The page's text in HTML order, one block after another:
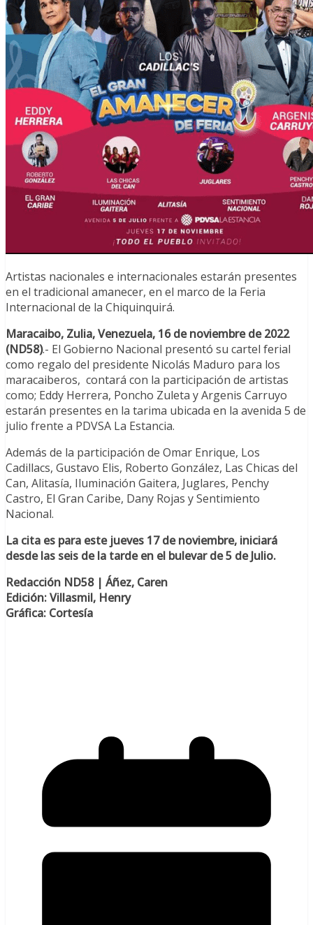
Artistas nacionales e internacionales estarán presentes
en el tradicional amanecer, en el marco de la Feria
Internacional de la Chiquinquirá.
Maracaibo, Zulia, Venezuela, 16 de noviembre de 2022
(ND58).- El Gobierno Nacional presentó su cartel ferial
como regalo del presidente Nicolás Maduro para los
maracaiberos, contará con la participación de artistas
como; Eddy Herrera, Poncho Zuleta y Argenis Carruyo
estarán presentes en la tarima ubicada en la avenida 5 de
julio frente a PDVSA La Estancia.
Además de la participación de Omar Enrique, Los
Cadillacs, Gustavo Elis, Roberto González, Las Chicas del
Can, Alitasía, Iluminación Gaitera, Juglares, Penchy
Castro, El Gran Caribe, Dany Rojas y Sentimiento
Nacional.
La cita es para este jueves 17 de noviembre, iniciará
desde las seis de la tarde en el bulevar de 5 de Julio.
Redacción ND58 | Áñez, Caren
Edición: Villasmil, Henry
Gráfica: Cortesía